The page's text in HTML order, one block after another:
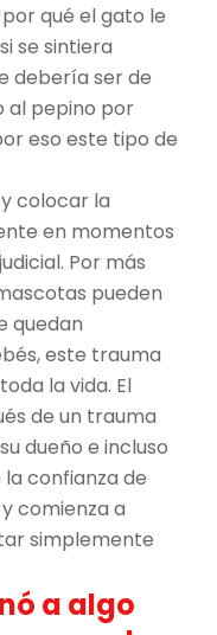
qué el gato le
se sintiera
debería ser de
al pepino por
eso este tipo de
colocar la
en momentos
Por más
pueden
quedan
este trauma
la vida. El
de un trauma
dueño e incluso
confianza de
comienza a
simplemente
a algo